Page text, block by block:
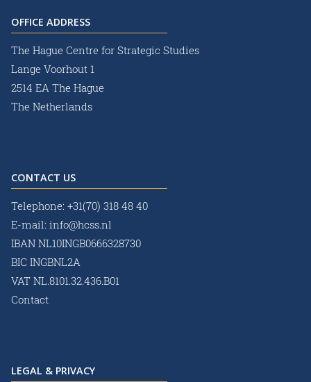
OFFICE ADDRESS
The Hague Centre for Strategic Studies
Lange Voorhout 1
2514 EA The Hague
The Netherlands
CONTACT US
Telephone: +31(70) 318 48 40
E-mail: info@hcss.nl
IBAN NL10INGB0666328730
BIC INGBNL2A
VAT NL.8101.32.436.B01
Contact
LEGAL & PRIVACY